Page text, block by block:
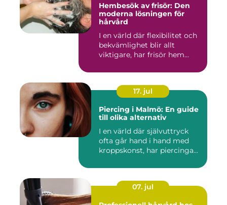
Hembesök av frisör: Den
moderna lösningen för
hårvård
I en värld där flexibilitet och
bekvämlighet blir allt
viktigare, har frisör hem...
17. jul
Piercing i Malmö: En guide
till olika alternativ
I en värld där självuttryck
ofta går hand i hand med
kroppskonst, har piercinga...
07. jul